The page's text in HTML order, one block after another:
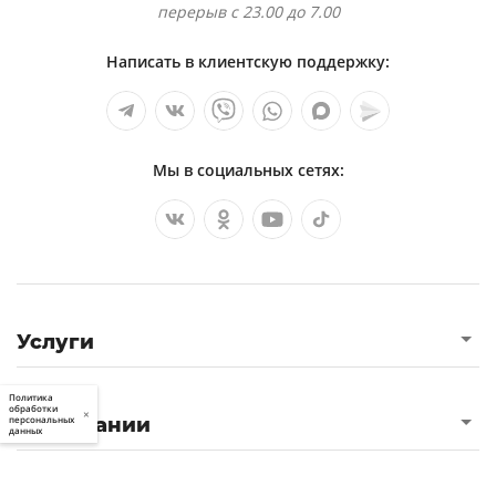
перерыв с 23.00 до 7.00
Написать в клиентскую поддержку:
Мы в социальных сетях:
Услуги
О компании
Политика
обработки
персональных
данных
×